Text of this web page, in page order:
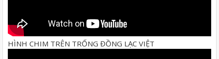
HÌNH CHIM TRÊN TRỐNG ĐỒNG LẠC VIỆT